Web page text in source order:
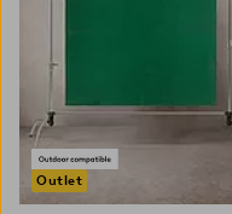
Outlet